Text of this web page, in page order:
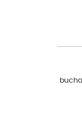
bucha